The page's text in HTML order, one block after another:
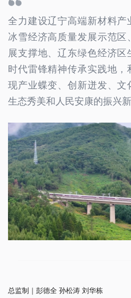
全力建设辽宁高端新材料产
冰雪经济高质量发展示范
展支撑地、辽东绿色经济
时代雷锋精神传承实践地
现产业蝶变、创新迸发、文
生态秀美和人民安康的振兴新
总监制｜彭德全 孙松涛 刘华栋